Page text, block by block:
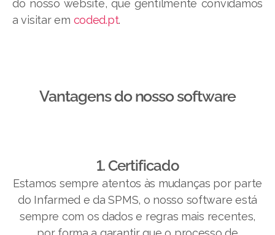
do nosso website, que gentilmente convidamos
a visitar em coded.pt.
Vantagens do nosso software​
1. Certificado
Estamos sempre atentos às mudanças por parte
do Infarmed e da SPMS, o nosso software está
sempre com os dados e regras mais recentes,